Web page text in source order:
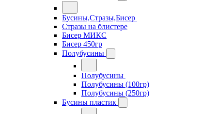
Бусины,Стразы,Бисер
Стразы на блистере
Бисер МИКС
Бисер 450гр
Полубусины
Полубусины
Полубусины (100гр)
Полубусины (250гр)
Бусины пластик